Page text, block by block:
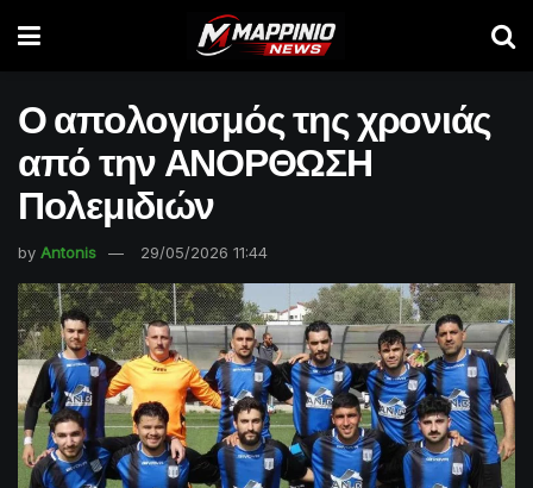
Ο απολογισμός της χρονιάς
από την ΑΝΟΡΘΩΣΗ
Πολεμιδιών
by Antonis 29/05/2026 11:44